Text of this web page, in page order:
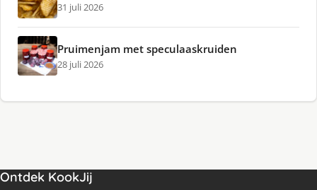
31 juli 2026
Pruimenjam met speculaaskruiden
28 juli 2026
Ontdek KookJij